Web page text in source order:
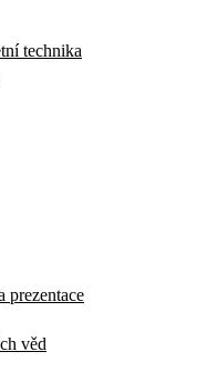
technika
prezentace
věd